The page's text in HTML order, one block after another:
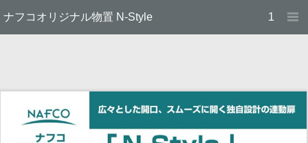
ナフコオリジナル物置 N-Style 1